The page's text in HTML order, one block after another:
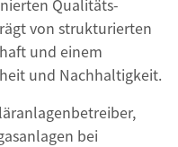
Qualitäts­
von strukturierten
und einem
und Nachhaltigkeit.
bei